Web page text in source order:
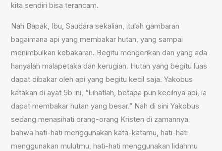
kita sendiri bisa terancam.
Nah Bapak, Ibu, Saudara sekalian, itulah gambaran
bagaimana api yang membakar hutan, yang sampai
menimbulkan kebakaran. Begitu mengerikan dan yang ada
hanyalah malapetaka dan kerugian. Hutan yang begitu luas
dapat dibakar oleh api yang begitu kecil saja. Yakobus
katakan di ayat 5b ini, “Lihatlah, betapa pun kecilnya api, ia
dapat membakar hutan yang besar.” Nah di sini Yakobus
sedang menasihati orang-orang Kristen di zamannya
bahwa hati-hati menggunakan kata-katamu, hati-hati
menggunakan mulutmu, hati-hati menggunakan lidahmu